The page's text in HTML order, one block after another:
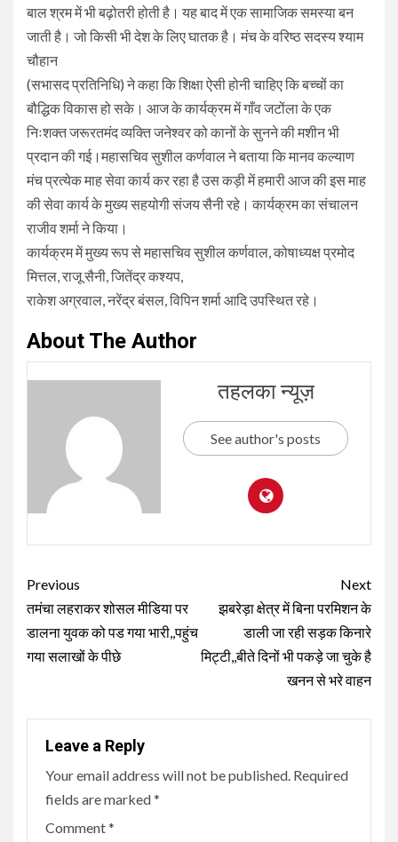
बाल श्रम में भी बढ़ोतरी होती है। यह बाद में एक सामाजिक समस्या बन
जाती है। जो किसी भी देश के लिए घातक है। मंच के वरिष्ठ सदस्य श्याम
चौहान
(सभासद प्रतिनिधि) ने कहा कि शिक्षा ऐसी होनी चाहिए कि बच्चों का
बौद्धिक विकास हो सके। आज के कार्यक्रम में गाँव जटोंला के एक
निःशक्त जरूरतमंद व्यक्ति जनेश्वर को कानों के सुनने की मशीन भी
प्रदान की गई।महासचिव सुशील कर्णवाल ने बताया कि मानव कल्याण
मंच प्रत्येक माह सेवा कार्य कर रहा है उस कड़ी में हमारी आज की इस माह
की सेवा कार्य के मुख्य सहयोगी संजय सैनी रहे। कार्यक्रम का संचालन
राजीव शर्मा ने किया।
कार्यक्रम में मुख्य रूप से महासचिव सुशील कर्णवाल, कोषाध्यक्ष प्रमोद
मित्तल, राजू सैनी, जितेंद्र कश्यप,
राकेश अग्रवाल, नरेंद्र बंसल, विपिन शर्मा आदि उपस्थित रहे।
About The Author
तहलका न्यूज़
See author's posts
Continue
Reading
Previous
तमंचा लहराकर शोसल मीडिया पर
डालना युवक को पड गया भारी,,पहुंच
गया सलाखों के पीछे
Next
झबरेड़ा क्षेत्र में बिना परमिशन के
डाली जा रही सड़क किनारे
मिट्टी,,बीते दिनों भी पकड़े जा चुके है
खनन से भरे वाहन
Leave a Reply
Your email address will not be published. Required
fields are marked*
Comment*